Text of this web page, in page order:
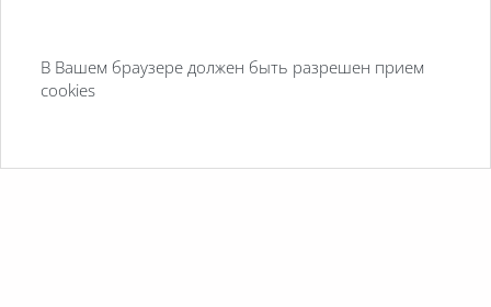
В Вашем браузере должен быть разрешен прием
cookies